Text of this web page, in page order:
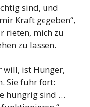
sind, und
Kraft gegeben“,
rieten, mich zu
zu lassen.
will, ist Hunger,
Sie fuhr fort:
hungrig sind …